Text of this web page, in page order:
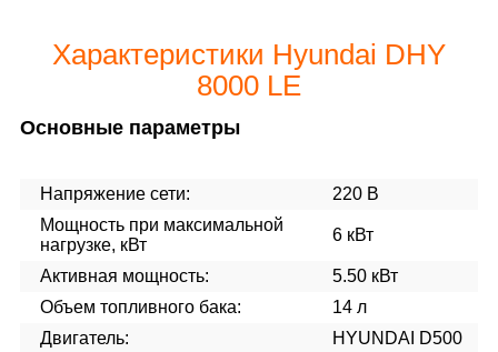
Характеристики Hyundai DHY
8000 LE
Основные параметры
Напряжение сети:
220 В
Мощность при максимальной
нагрузке, кВт
6 кВт
Активная мощность:
5.50 кВт
Объем топливного бака:
14 л
Двигатель:
HYUNDAI D500